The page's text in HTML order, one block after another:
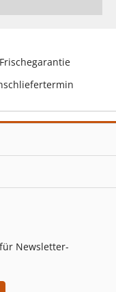
Frischegarantie
Newsletter-